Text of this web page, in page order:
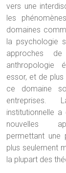
vers une
les
domaines
la psychologie
approches
anthropologie
essor, et de
ce domaine
entreprises.
institutionnelle
nouvelles
permettant une
plus seulement
la plupart des